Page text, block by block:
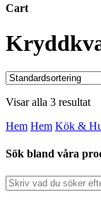
Cart
Close
Cart
Visar alla 3 resultat
Hem Hem Kök &
Sök bland våra